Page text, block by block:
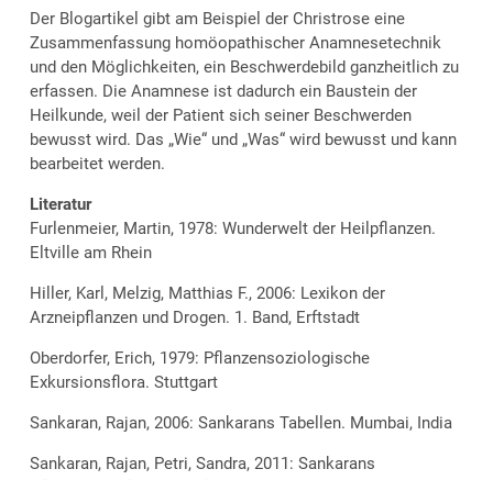
Der Blogartikel gibt am Beispiel der Christrose eine
Zusammenfassung homöopathischer Anamnesetechnik
und den Möglichkeiten, ein Beschwerdebild ganzheitlich zu
erfassen. Die Anamnese ist dadurch ein Baustein der
Heilkunde, weil der Patient sich seiner Beschwerden
bewusst wird. Das „Wie“ und „Was“ wird bewusst und kann
bearbeitet werden.
Literatur
Furlenmeier, Martin, 1978: Wunderwelt der Heilpflanzen.
Eltville am Rhein
Hiller, Karl, Melzig, Matthias F., 2006: Lexikon der
Arzneipflanzen und Drogen. 1. Band, Erftstadt
Oberdorfer, Erich, 1979: Pflanzensoziologische
Exkursionsflora. Stuttgart
Sankaran, Rajan, 2006: Sankarans Tabellen. Mumbai, India
Sankaran, Rajan, Petri, Sandra, 2011: Sankarans